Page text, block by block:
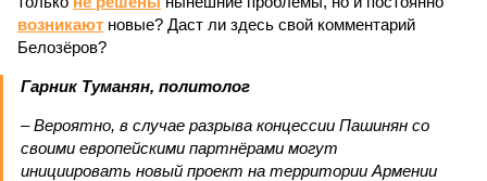
возникают новые? Даст ли здесь свой комментарий
Белозёров?
Гарник Туманян, политолог
– Вероятно, в случае разрыва концессии Пашинян со
своими европейскими партнёрами могут
инициировать новый проект на территории Армении